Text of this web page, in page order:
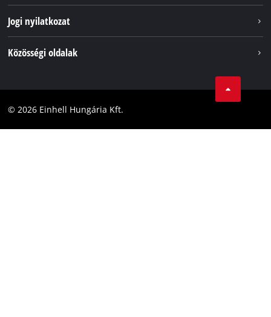
Az Einhell világszerte
Jogi nyilatkozat
Akadálymentesítési Nyilatkozat
Közösségi oldalak
Facebook
© 2026 Einhell Hungária Kft.